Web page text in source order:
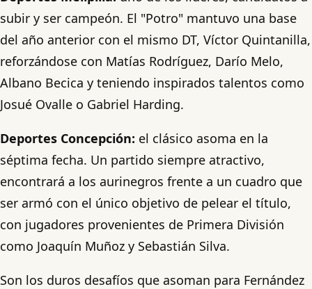
subir y ser campeón. El "Potro" mantuvo una base
del año anterior con el mismo DT, Víctor Quintanilla,
reforzándose con Matías Rodríguez, Darío Melo,
Albano Becica y teniendo inspirados talentos como
Josué Ovalle o Gabriel Harding.
Deportes Concepción: el clásico asoma en la
séptima fecha. Un partido siempre atractivo,
encontrará a los aurinegros frente a un cuadro que
ser armó con el único objetivo de pelear el título,
con jugadores provenientes de Primera División
como Joaquín Muñoz y Sebastián Silva.
Son los duros desafíos que asoman para Fernández